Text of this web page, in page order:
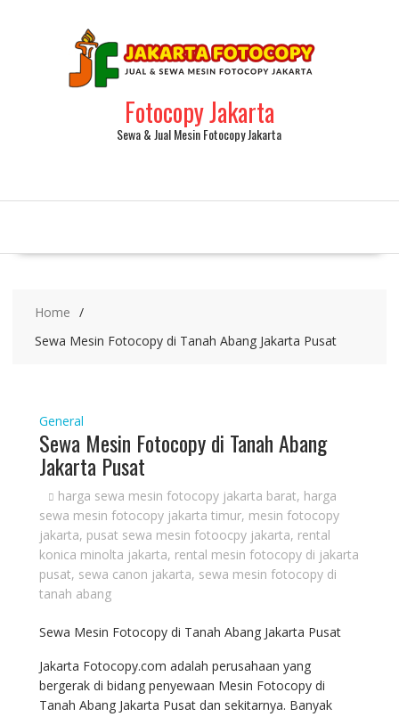
Fotocopy Jakarta
Sewa & Jual Mesin Fotocopy Jakarta
Home
Sewa Mesin Fotocopy di Tanah Abang Jakarta Pusat
General
Sewa Mesin Fotocopy di Tanah Abang
Jakarta Pusat
harga sewa mesin fotocopy jakarta barat, harga
sewa mesin fotocopy jakarta timur, mesin fotocopy
jakarta, pusat sewa mesin fotoocpy jakarta, rental
konica minolta jakarta, rental mesin fotocopy di jakarta
pusat, sewa canon jakarta, sewa mesin fotocopy di
tanah abang
Sewa Mesin Fotocopy di Tanah Abang Jakarta Pusat
Jakarta Fotocopy.com adalah perusahaan yang
bergerak di bidang penyewaan Mesin Fotocopy di
Tanah Abang Jakarta Pusat dan sekitarnya. Banyak